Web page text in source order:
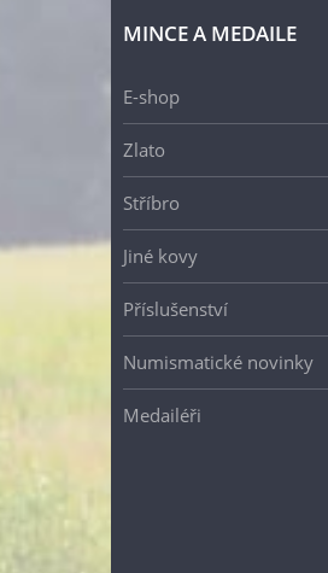
MINCE A MEDAILE
E-shop
Zlato
Stříbro
Jiné kovy
Příslušenství
Numismatické novinky
Medailéři